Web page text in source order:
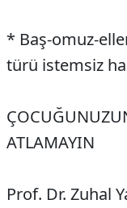
* Baş-omuz-
türü istemsiz
ATLAMAYIN
Prof. Dr. Zuhal